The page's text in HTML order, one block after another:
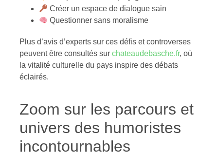
Créer un espace de dialogue sain
Questionner sans moralisme
Plus d’avis d’experts sur ces défis et controverses
peuvent être consultés sur chateaudebasche.fr, où
la vitalité culturelle du pays inspire des débats
éclairés.
Zoom sur les parcours et
univers des humoristes
incontournables